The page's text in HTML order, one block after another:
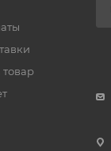
товар